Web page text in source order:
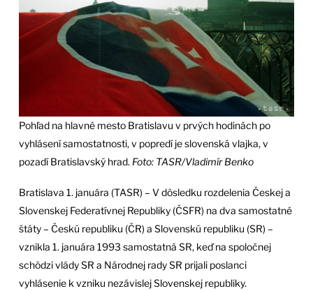
Pohľad na hlavné mesto Bratislavu v prvých hodinách po
vyhlásení samostatnosti, v popredí je slovenská vlajka, v
pozadí Bratislavský hrad. Foto: TASR/Vladimír Benko
Bratislava 1. januára (TASR) – V dôsledku rozdelenia Českej a
Slovenskej Federatívnej Republiky (ČSFR) na dva samostatné
štáty – Českú republiku (ČR) a Slovenskú republiku (SR) –
vznikla 1. januára 1993 samostatná SR, keď na spoločnej
schôdzi vlády SR a Národnej rady SR prijali poslanci
vyhlásenie k vzniku nezávislej Slovenskej republiky.